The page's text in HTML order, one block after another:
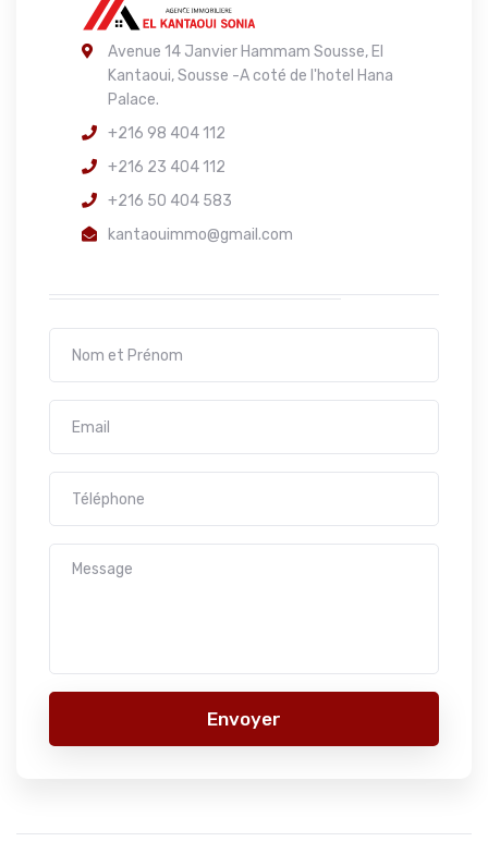
Avenue 14 Janvier Hammam Sousse, El
Kantaoui, Sousse -A coté de l'hotel Hana
Palace.
+216 98 404 112
+216 23 404 112
+216 50 404 583
kantaouimmo@gmail.com
Envoyer